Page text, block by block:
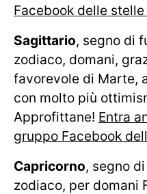
Facebook delle stelle
Sagittario, segno di
zodiaco, domani,
favorevole di Marte,
con molto più
Approfittane! Entra
gruppo Facebook
Capricorno, segno
zodiaco, per domani